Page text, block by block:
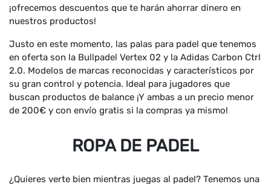
¡ofrecemos descuentos que te harán ahorrar dinero en
nuestros productos!
Justo en este momento, las palas para padel que tenemos
en oferta son la Bullpadel Vertex 02 y la Adidas Carbon Ctrl
2.0. Modelos de marcas reconocidas y característicos por
su gran control y potencia. Ideal para jugadores que
buscan productos de balance ¡Y ambas a un precio menor
de 200€ y con envío gratis si la compras ya mismo!
ROPA DE PADEL
¿Quieres verte bien mientras juegas al padel? Tenemos una